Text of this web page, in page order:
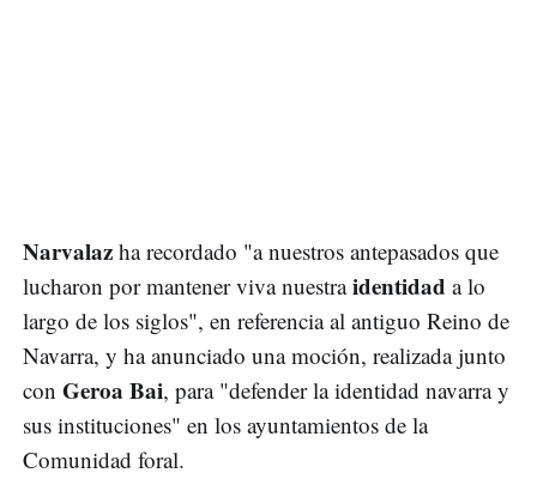
Narvalaz ha recordado "a nuestros antepasados que
lucharon por mantener viva nuestraidentidad a lo
largo de los siglos", en referencia al antiguo Reino de
Navarra, y ha anunciado una moción, realizada junto
con Geroa Bai, para "defender la identidad navarra y
sus instituciones" en los ayuntamientos de la
Comunidad foral.